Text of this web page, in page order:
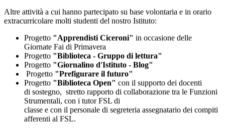
Altre attività a cui hanno partecipato su base volontaria e in orario
extracurricolare molti studenti del nostro Istituto:
Progetto "Apprendisti Ciceroni" in occasione delle
Giornate Fai di Primavera
Progetto "Biblioteca - Gruppo di lettura"
Progetto "Giornalino d'Istituto - Blog"
Progetto "Prefigurare il futuro"
Progetto "Biblioteca Open" con il supporto dei docenti
di sostegno, stretto rapporto di collaborazione tra le Funzioni
Strumentali, con i tutor FSL di
classe e con il personale di segreteria assegnatario dei compiti
afferenti al FSL.